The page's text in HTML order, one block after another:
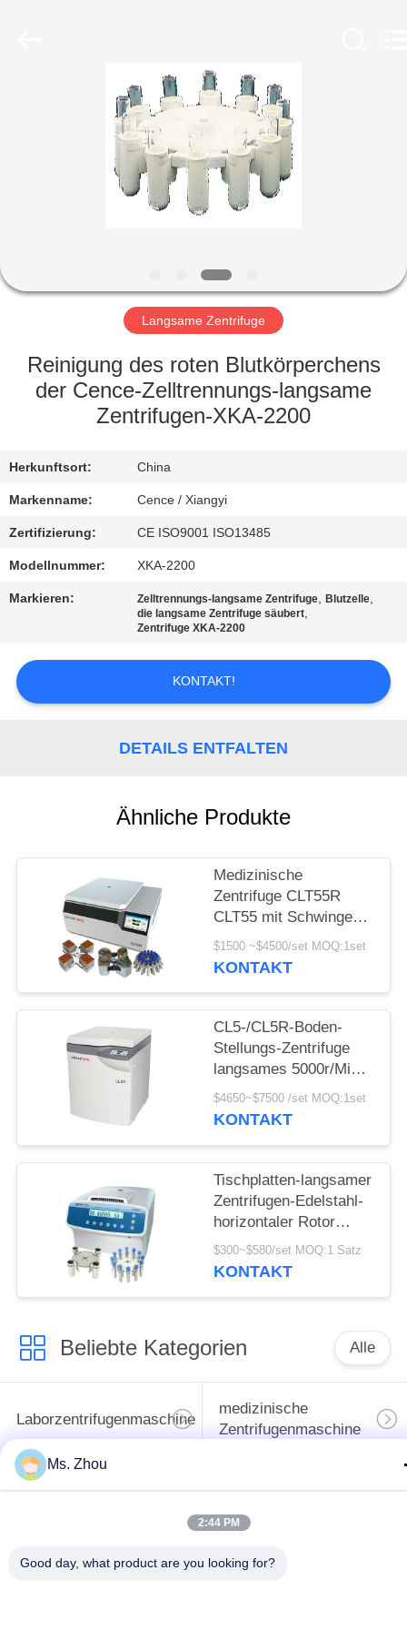
PRODUKTE
UNS
WERKSBESICHTIGUNG
QUALITÄTSKONTROLLE
MIT
UNS
NEUIGKEITEN
RECHTSSACHEN
VR
Langsame Zentrifuge
Reinigung des roten Blutkörperchens
der Cence-Zelltrennungs-langsame
Zentrifugen-XKA-2200
Herkunftsort: China
Markenname: Cence / Xiangyi
Zertifizierung: CE ISO9001 ISO13485
Modellnummer: XKA-2200
Markieren: Zelltrennungs-langsame Zentrifuge,Blutzelle,
die langsame Zentrifuge säubert,
Zentrifuge XKA-2200
KONTAKT!
DETAILS ENTFALTEN
Ähnliche Produkte
Medizinische
Zentrifuge CLT55R
CLT55 mit Schwingen-
Rotor-langsamer
Zentrifuge
$1500 ~$4500/set MOQ:1set
KONTAKT
CL5-/CL5R-Boden-
Stellungs-Zentrifuge
langsames 5000r/Min
With Swing Rotor
$4650~$7500 /set MOQ:1set
KONTAKT
Tischplatten-langsamer
Zentrifugen-Edelstahl-
horizontaler Rotor
12x15ml L420-A
4200rpm
$300~$580/set MOQ:1 Satz
KONTAKT
Beliebte Kategorien Alle
Laborzentrifugenmaschine
medizinische
Zentrifugenmaschine
PRP PRF-Zentrifuge
Bluttrennungszentrifuge Blutbank-Zentrifuge
Ms. Zhou
2:44 PM
Good day, what product are you looking for?